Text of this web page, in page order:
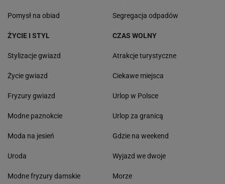
Pomysł na obiad Segregacja odpadów
ŻYCIE I STYL
Stylizacje gwiazd
Życie gwiazd
Fryzury gwiazd
Modne paznokcie
Moda na jesień
Uroda
Modne fryzury damskie
CZAS WOLNY
Atrakcje turystyczne
Ciekawe miejsca
Urlop w Polsce
Urlop za granicą
Gdzie na weekend
Wyjazd we dwoje
Morze